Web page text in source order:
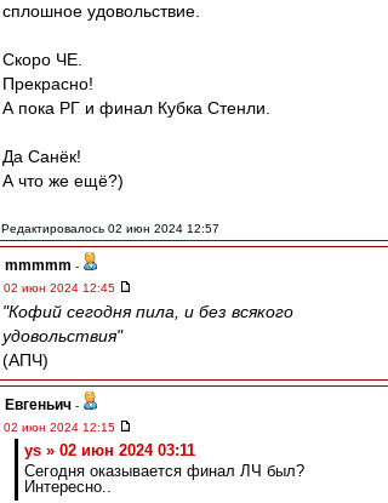
сплошное удовольствие.
Скоро ЧЕ.
Прекрасно!
А пока РГ и финал Кубка Стенли.
Да Санёк!
А что же ещё?)
Редактировалось 02 июн 2024 12:57
mmmmm -
02 июн 2024 12:45
"Кофий сегодня пила, и без всякого
удовольствия"
(АПЧ)
Евгеньич -
02 июн 2024 12:15
ys » 02 июн 2024 03:11
Сегодня оказывается финал ЛЧ был?
Интересно..